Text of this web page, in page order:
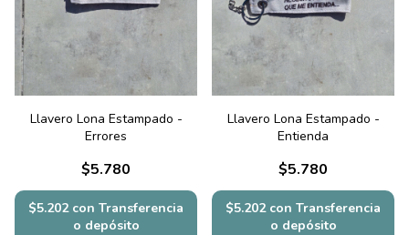
Llavero Lona Estampado -
Errores
$5.780
$5.202 con Transferencia
o depósito
Llavero Lona Estampado -
Entienda
$5.780
$5.202 con Transferencia
o depósito